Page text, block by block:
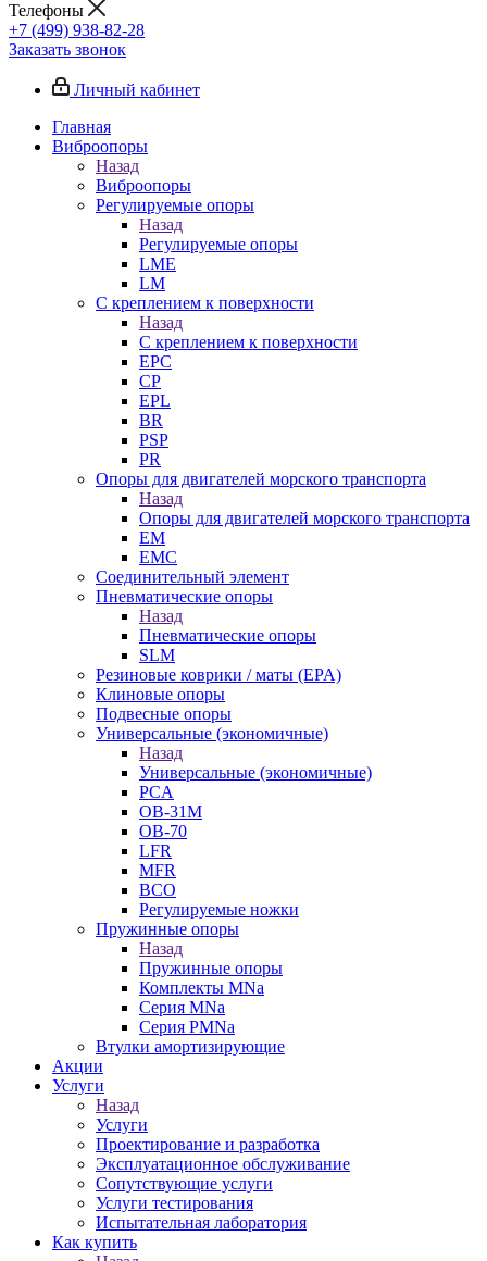
Телефоны
+7 (499) 938-82-28
Заказать звонок
Личный кабинет
Главная
Виброопоры
Назад
Виброопоры
Регулируемые опоры
Назад
Регулируемые опоры
LME
LM
С креплением к поверхности
Назад
С креплением к поверхности
EPC
CP
EPL
BR
PSP
PR
Опоры для двигателей морского транспорта
Назад
Опоры для двигателей морского транспорта
EM
EMC
Cоединительный элемент
Пневматические опоры
Назад
Пневматические опоры
SLM
Резиновые коврики / маты (EPA)
Клиновые опоры
Подвесные опоры
Универсальные (экономичные)
Назад
Универсальные (экономичные)
PCA
ОВ-31М
OB-70
LFR
MFR
ВСО
Регулируемые ножки
Пружинные опоры
Назад
Пружинные опоры
Комплекты MNa
Серия MNa
Серия PMNa
Втулки амортизирующие
Акции
Услуги
Назад
Услуги
Проектирование и разработка
Эксплуатационное обслуживание
Сопутствующие услуги
Услуги тестирования
Испытательная лаборатория
Как купить